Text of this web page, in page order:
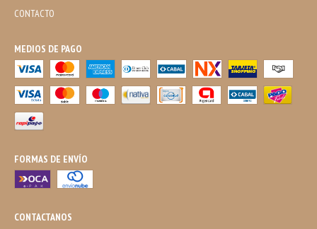
CONTACTO
MEDIOS DE PAGO
FORMAS DE ENVÍO
CONTACTANOS